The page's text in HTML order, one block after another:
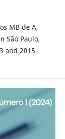
MB de A,
São Paulo,
and 2015.